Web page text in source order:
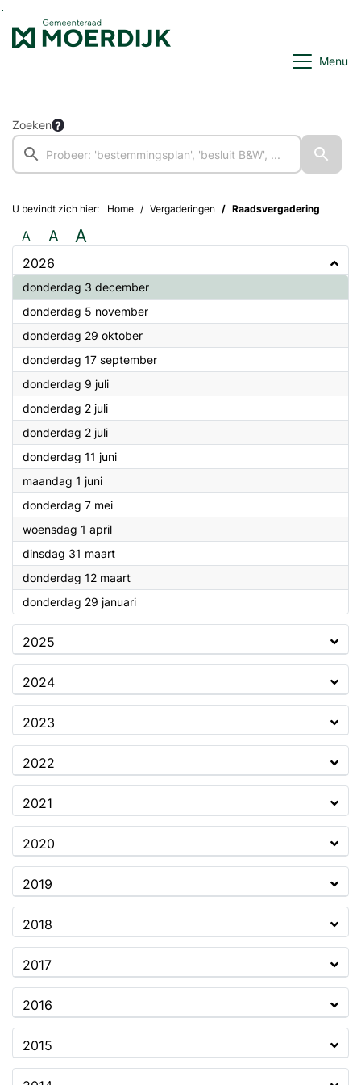
Ga naar de inhoud van deze pagina
Ga naar het zoeken
Ga naar het menu
Menu
Zoeken
U bevindt zich hier: Home Vergaderingen Raadsvergadering
A A A
2026
donderdag 3 december2026
donderdag 5 november2026
donderdag 29 oktober2026
donderdag 17 september2026
donderdag 9 juli2026
donderdag 2 juli2026
donderdag 2 juli2026
donderdag 11 juni2026
maandag 1 juni2026
donderdag 7 mei2026
woensdag 1 april2026
dinsdag 31 maart2026
donderdag 12 maart2026
donderdag 29 januari2026
2025
2024
2023
2022
2021
2020
2019
2018
2017
2016
2015